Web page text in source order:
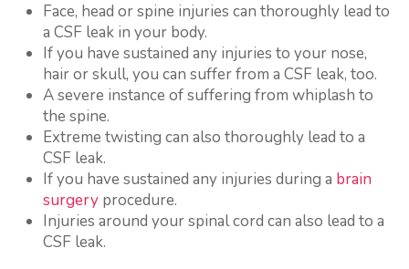
Face, head or spine injuries can thoroughly lead to
a CSF leak in your body.
If you have sustained any injuries to your nose,
hair or skull, you can suffer from a CSF leak, too.
A severe instance of suffering from whiplash to
the spine.
Extreme twisting can also thoroughly lead to a
CSF leak.
If you have sustained any injuries during a brain
surgery procedure.
Injuries around your spinal cord can also lead to a
CSF leak.